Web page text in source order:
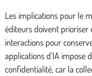
Les implications pour le
éditeurs doivent
interactions pour
applications d’IA impose
confidentialité, car la